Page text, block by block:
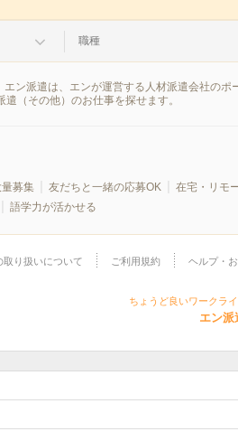
職種
ン派遣は、エンが運営する人材派遣会社の
（その他）のお仕事を探せます。
募集 友だちと一緒の応募OK 在宅・リモ
語学力が活かせる
取り扱いについて ご利用規約 ヘルプ・
ちょうど良いワークラ
エン派